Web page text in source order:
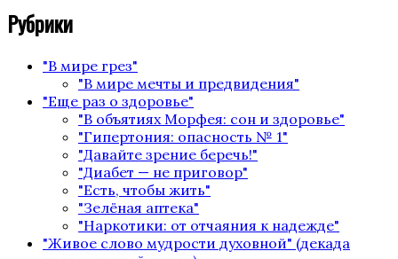
Рубрики
"В мире грез"
"В мире мечты и предвидения"
"Еще раз о здоровье"
"В объятиях Морфея: сон и здоровье"
"Гипертония: опасность № 1"
"Давайте зрение беречь!"
"Диабет — не приговор"
"Есть, чтобы жить"
"Зелёная аптека"
"Наркотики: от отчаяния к надежде"
"Живое слово мудрости духовной" (декада